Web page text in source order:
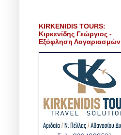
KIRKENIDIS TOURS:
Κιρκενίδης Γεώργιος -
Εξόφληση Λογαριασμών